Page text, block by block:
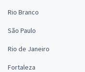
Rio Branco
São Paulo
Rio de Janeiro
Fortaleza